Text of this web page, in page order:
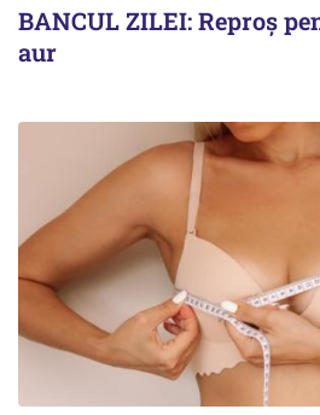
BANCUL ZILEI: Reproș
aur